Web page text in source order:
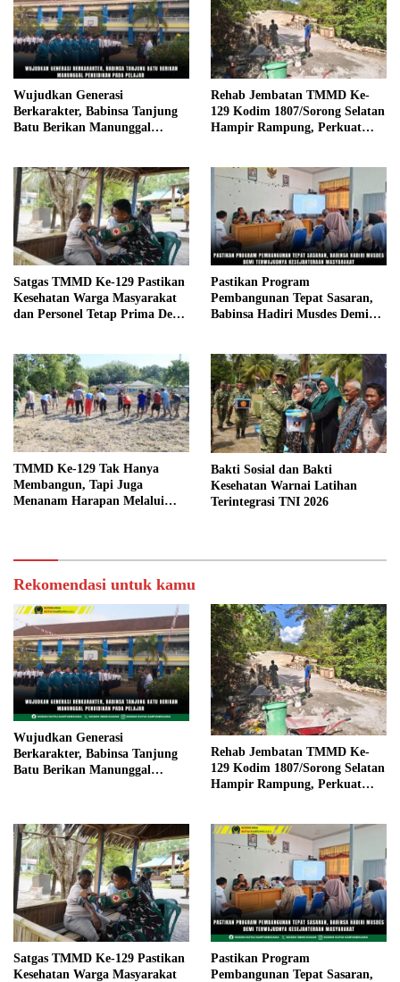
Wujudkan Generasi
Berkarakter, Babinsa Tanjung
Batu Berikan Manunggal
Rehab Jembatan TMMD Ke-
129 Kodim 1807/Sorong Selatan
Hampir Rampung, Perkuat
Satgas TMMD Ke-129 Pastikan
Kesehatan Warga Masyarakat
dan Personel Tetap Prima Demi
Pastikan Program
Pembangunan Tepat Sasaran,
Babinsa Hadiri Musdes Demi
TMMD Ke-129 Tak Hanya
Membangun, Tapi Juga
Menanam Harapan Melalui
Bakti Sosial dan Bakti
Kesehatan Warnai Latihan
Terintegrasi TNI 2026
Rekomendasi untuk kamu
Wujudkan Generasi
Berkarakter, Babinsa Tanjung
Batu Berikan Manunggal
Rehab Jembatan TMMD Ke-
129 Kodim 1807/Sorong Selatan
Hampir Rampung, Perkuat
Satgas TMMD Ke-129 Pastikan
Kesehatan Warga Masyarakat
Pastikan Program
Pembangunan Tepat Sasaran,